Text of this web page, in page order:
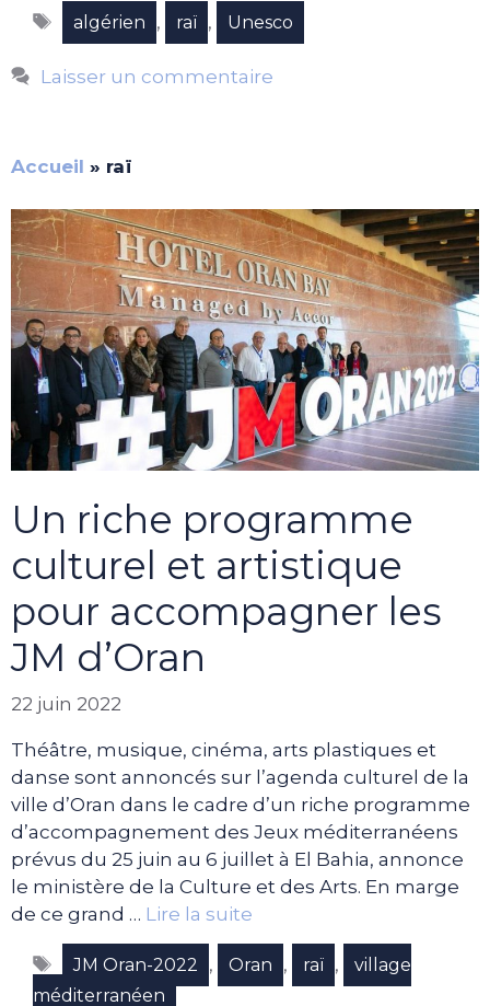
Étiquettes
algérien , raï , Unesco
Laisser un commentaire
Accueil » raï
Un riche programme
culturel et artistique
pour accompagner les
JM d’Oran
22 juin 2022
Théâtre, musique, cinéma, arts plastiques et
danse sont annoncés sur l’agenda culturel de la
ville d’Oran dans le cadre d’un riche programme
d’accompagnement des Jeux méditerranéens
prévus du 25 juin au 6 juillet à El Bahia, annonce
le ministère de la Culture et des Arts. En marge
de ce grand … Lire la suite
Étiquettes
JM Oran-2022 , Oran , raï ,
village
méditerranéen